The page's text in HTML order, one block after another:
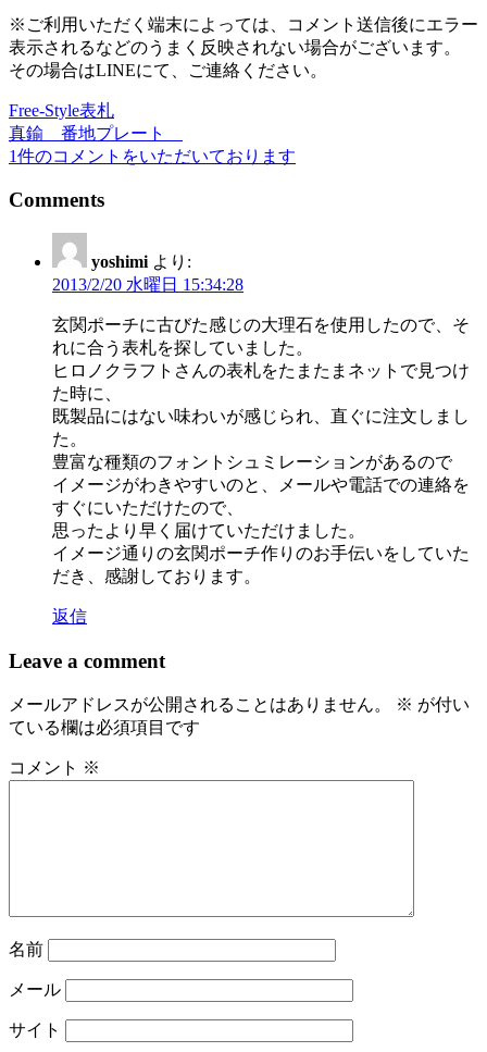
※ご利用いただく端末によっては、コメント送信後にエラー
表示されるなどのうまく反映されない場合がございます。
その場合はLINEにて、ご連絡ください。
投
稿
ナ
Free-Style表札
真鍮 番地プレート
1件のコメントをいただいております
Comments
yoshimi より:
2013/2/20 水曜日 15:34:28
玄関ポーチに古びた感じの大理石を使用したので、そ
れに合う表札を探していました。
ヒロノクラフトさんの表札をたまたまネットで見つけ
た時に、
既製品にはない味わいが感じられ、直ぐに注文しまし
た。
豊富な種類のフォントシュミレーションがあるので
イメージがわきやすいのと、メールや電話での連絡を
すぐにいただけたので、
思ったより早く届けていただけました。
イメージ通りの玄関ポーチ作りのお手伝いをしていた
だき、感謝しております。
返信
Leave a comment
メールアドレスが公開されることはありません。 ※ が付い
ている欄は必須項目です
コメント ※
名前
メール
サイト